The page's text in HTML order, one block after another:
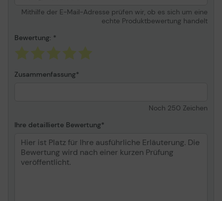
Mithilfe der E-Mail-Adresse prüfen wir, ob es sich um eine
echte Produktbewertung handelt
Bewertung:
Zusammenfassung
Noch 250 Zeichen
Ihre detaillierte Bewertung